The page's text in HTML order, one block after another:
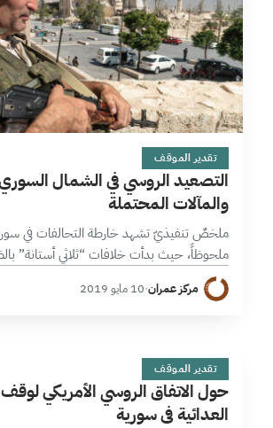
9 دقائق
تقدير الموقف
التصعيد الروسي في
والمآلات المحتملة
ملخصٌ تنفيذيّ تشهد خارطة التحالفات في
ملحوظاً، حيث بدأت خلافات “ثلاثي أستانة”
عدة مستويات، الأمر الذي يشير إلى احتمالية
بعد أن أدى…
مركز عمران·10 مايو 2019
ح9 دقائق
تقدير الموقف
حول الاتفاق الروسي الأمريكي
العدائية في سورية